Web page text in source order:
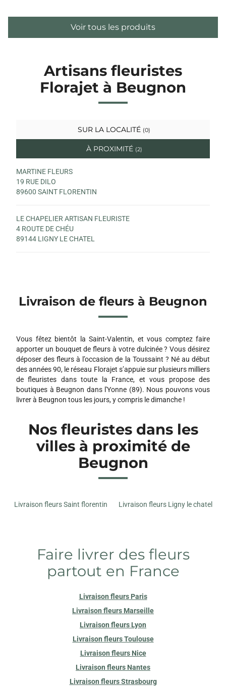
Voir tous les produits
Artisans fleuristes
Florajet à Beugnon
SUR LA LOCALITÉ (0)
À PROXIMITÉ (2)
MARTINE FLEURS
19 RUE DILO
89600 SAINT FLORENTIN
LE CHAPELIER ARTISAN FLEURISTE
4 ROUTE DE CHÉU
89144 LIGNY LE CHATEL
Livraison de fleurs à Beugnon
Vous fêtez bientôt la Saint-Valentin, et vous comptez faire
apporter un bouquet de fleurs à votre dulcinée ? Vous désirez
déposer des fleurs à l’occasion de la Toussaint ? Né au début
des années 90, le réseau Florajet s’appuie sur plusieurs milliers
de fleuristes dans toute la France, et vous propose des
boutiques à Beugnon dans l'Yonne (89). Nous pouvons vous
livrer à Beugnon tous les jours, y compris le dimanche !
Nos fleuristes dans les
villes à proximité de
Beugnon
Livraison fleurs Saint florentin Livraison fleurs Ligny le chatel
Faire livrer des fleurs
partout en France
Livraison fleurs Paris
Livraison fleurs Marseille
Livraison fleurs Lyon
Livraison fleurs Toulouse
Livraison fleurs Nice
Livraison fleurs Nantes
Livraison fleurs Strasbourg